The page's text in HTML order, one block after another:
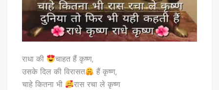
राधा की
चाहत हैं कृष्ण,
उसके दिल की विरासत
हैं कृष्ण,
चाहे कितना भी
रास रचा ले कृष्ण